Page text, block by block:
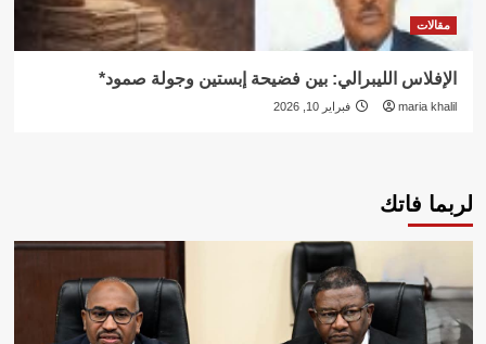
مقالات
الإفلاس الليبرالي: بين فضيحة إبستين وجولة صمود*
maria khalil فبراير 10, 2026
لربما فاتك